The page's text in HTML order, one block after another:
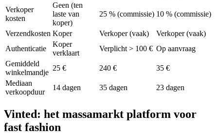
Verkoper
kosten
Geen (ten
laste van
koper)
25 % (commissie) 10 % (commissie)
Verzendkosten Koper Verkoper (vaak)
Verkoper (vaak)
Authenticatie
Koper
verklaart
Verplicht > 100 € Op aanvraag
Gemiddeld
winkelmandje
25 € 240 €
35 €
Mediaan
verkoopduur
14 dagen 35 dagen 23 dagen
Vinted: het massamarkt platform voor
fast fashion